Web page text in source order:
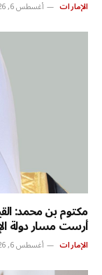
الإمارات أغسطس 6, 2026
مكتوم بن محمد:
أرست مسار دولة
الإمارات أغسطس 6, 2026